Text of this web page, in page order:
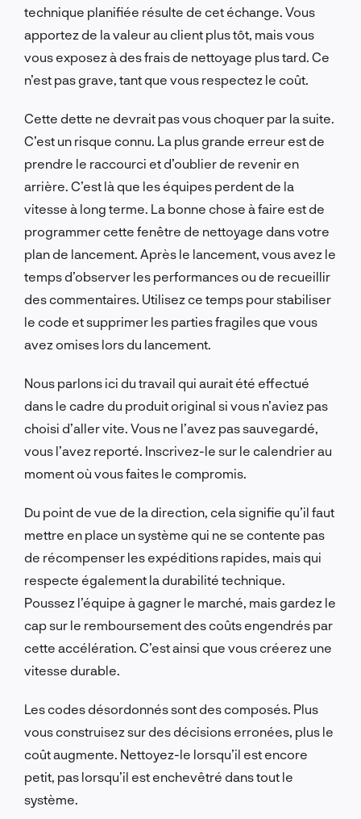
technique planifiée résulte de cet échange. Vous
apportez de la valeur au client plus tôt, mais vous
vous exposez à des frais de nettoyage plus tard. Ce
n’est pas grave, tant que vous respectez le coût.
Cette dette ne devrait pas vous choquer par la suite.
C’est un risque connu. La plus grande erreur est de
prendre le raccourci et d’oublier de revenir en
arrière. C’est là que les équipes perdent de la
vitesse à long terme. La bonne chose à faire est de
programmer cette fenêtre de nettoyage dans votre
plan de lancement. Après le lancement, vous avez le
temps d’observer les performances ou de recueillir
des commentaires. Utilisez ce temps pour stabiliser
le code et supprimer les parties fragiles que vous
avez omises lors du lancement.
Nous parlons ici du travail qui aurait été effectué
dans le cadre du produit original si vous n’aviez pas
choisi d’aller vite. Vous ne l’avez pas sauvegardé,
vous l’avez reporté. Inscrivez-le sur le calendrier au
moment où vous faites le compromis.
Du point de vue de la direction, cela signifie qu’il faut
mettre en place un système qui ne se contente pas
de récompenser les expéditions rapides, mais qui
respecte également la durabilité technique.
Poussez l’équipe à gagner le marché, mais gardez le
cap sur le remboursement des coûts engendrés par
cette accélération. C’est ainsi que vous créerez une
vitesse durable.
Les codes désordonnés sont des composés. Plus
vous construisez sur des décisions erronées, plus le
coût augmente. Nettoyez-le lorsqu’il est encore
petit, pas lorsqu’il est enchevêtré dans tout le
système.